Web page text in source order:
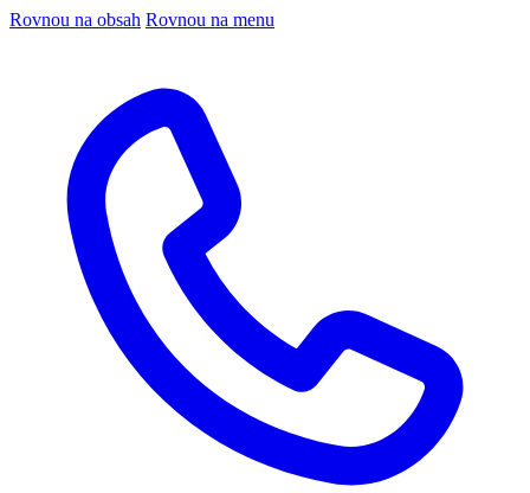
Rovnou na obsah Rovnou na menu